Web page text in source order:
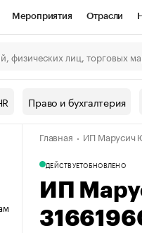
Мероприятия Отрасли
Спецпроекты
Рынок наличной валюты
Право и бухгалтерия
Главная ИП Марусич
ДЕЙСТВУЕТОБНОВЛЕНО
ИП